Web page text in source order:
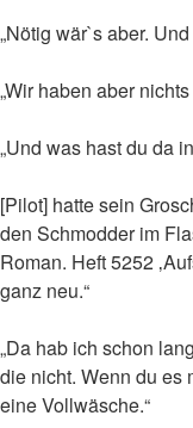
„Nötig wär`s aber.
„Wir haben aber
„Und was hast du da
[Pilot] hatte sein
den Schmodder im
Roman. Heft 5252
ganz neu.“
„Da hab ich schon
die nicht. Wenn du es
eine Vollwäsche.“